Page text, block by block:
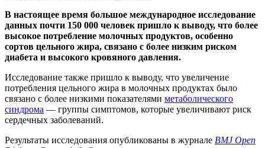
В настоящее время большое международное исследование
данных почти 150 000 человек пришло к выводу, что более
высокое потребление молочных продуктов, особенно
сортов цельного жира, связано с более низким риском
диабета и высокого кровяного давления.
Исследование также пришло к выводу, что увеличение
потребления цельного жира в молочных продуктах было
связано с более низкими показателями метаболического
синдрома — группы симптомов, которые увеличивают риск
сердечных заболеваний.
Результаты исследования опубликованы в журнале BMJ Open